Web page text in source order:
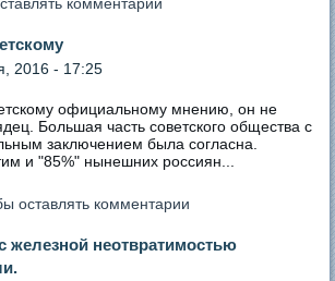
2016 - 17:25
официальному мнению, он не
Большая часть советского общества с
заключением была согласна.
и "85%" нынешних россиян...
оставлять комментарии
железной неотвратимостью